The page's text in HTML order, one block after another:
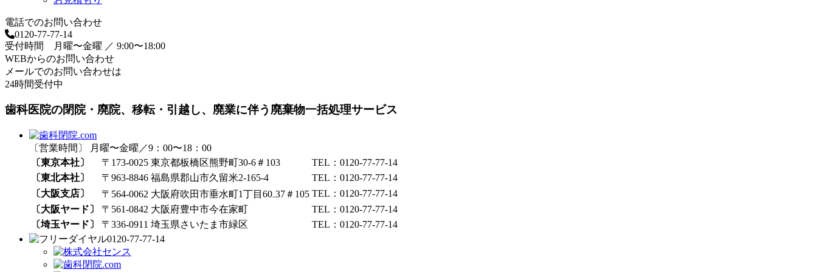
電話でのお問い合わせ
0120-77-77-14
受付時間 月曜〜金曜 ／ 9:00〜18:00
WEBからのお問い合わせ
メールでのお問い合わせは
24時間受付中
歯科医院の閉院・廃院、移転・引越し、廃業に伴う廃棄物一括処理サービス
〔営業時間〕 月曜〜金曜／9：00〜18：00
〔東京本社〕
〒173-0025 東京都板橋区熊野町30-6＃103
TEL：0120-77-77-14
〔東北本社〕
〒963-8846 福島県郡山市久留米2-165-4
TEL：0120-77-77-14
〔大阪支店〕
〒564-0062 大阪府吹田市垂水町1丁目60₋37＃105 TEL：0120-77-77-14
〔大阪ヤード〕
〒561-0842 大阪府豊中市今在家町
TEL：0120-77-77-14
〔埼玉ヤード〕
〒336-0911 埼玉県さいたま市緑区
TEL：0120-77-77-14
0120-77-77-14